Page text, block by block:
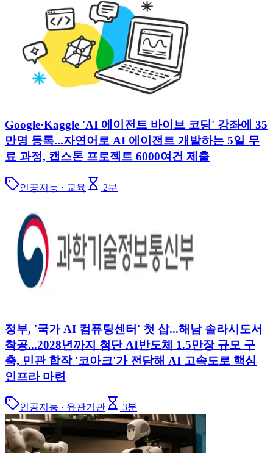
Google·Kaggle 'AI 에이전트 바이브 코딩' 강좌에 35
만명 등록...자연어로 AI 에이전트 개발하는 5일 무
료 과정, 캡스톤 프로젝트 6000여건 제출
인공지능 · 교육 2분
정부, '국가 AI 컴퓨팅센터' 첫 삽...해남 솔라시도서
착공...2028년까지 첨단 AI반도체 1.5만장 규모 구
축, 민관 합작 '코아크'가 전담해 AI 고속도로 핵심
인프라 마련
인공지능 · 유관기관 3분